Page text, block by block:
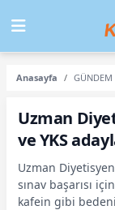
Anasayfa GÜNDEM
Uzman
ve YKS
Uzman
sınav başarısı
kafein gibi